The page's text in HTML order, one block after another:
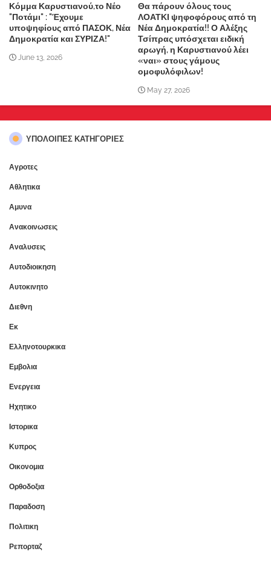
Κόμμα Καρυστιανού,το Νέο
"Ποτάμι" : "Έχουμε
υποψηφίους από ΠΑΣΟΚ, Νέα
Δημοκρατία και ΣΥΡΙΖΑ!"
June 13, 2026
Θα πάρουν όλους τους
ΛΟΑΤΚΙ ψηφοφόρους από τη
Νέα Δημοκρατία!! Ο Αλέξης
Τσίπρας υπόσχεται ειδική
αρωγή, η Καρυστιανού λέει
«ναι» στους γάμους
ομοφυλόφιλων!
May 27, 2026
ΥΠΌΛΟΙΠΕΣ ΚΑΤΗΓΟΡΊΕΣ
Αγροτες
Αθλητικα
Αμυνα
Ανακοινωσεις
Αναλυσεις
Αυτοδιοικηση
Αυτοκινητο
Διεθνη
Εκ
Ελληνοτουρκικα
Εμβολια
Ενεργεια
Ηχητικο
Ιστορικα
Κυπρος
Οικονομια
Ορθοδοξια
Παραδοση
Πολιτικη
Ρεπορταζ